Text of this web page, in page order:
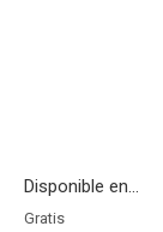
Disponible en...
Gratis